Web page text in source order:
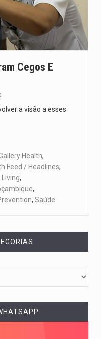
Um dos casos mais graves envolveu a residência de Sam…
Cegos E
a visão a esses
Health,
Feed / Headlines,
Living,
,
, Saúde